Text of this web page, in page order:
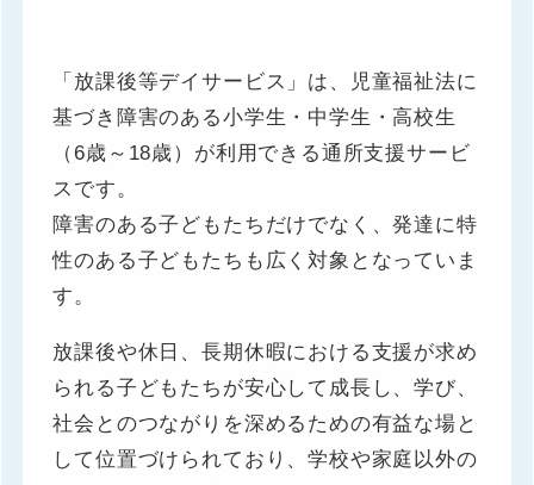
「放課後等デイサービス」は、児童福祉法に
基づき障害のある小学生・中学生・高校生
（6歳～18歳）が利用できる通所支援サービ
スです。
障害のある子どもたちだけでなく、発達に特
性のある子どもたちも広く対象となっていま
す。
放課後や休日、長期休暇における支援が求め
られる子どもたちが安心して成長し、学び、
社会とのつながりを深めるための有益な場と
して位置づけられており、学校や家庭以外の